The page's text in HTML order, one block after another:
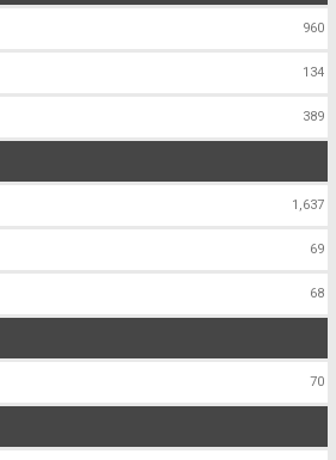
960
134
389
1,637
69
68
70